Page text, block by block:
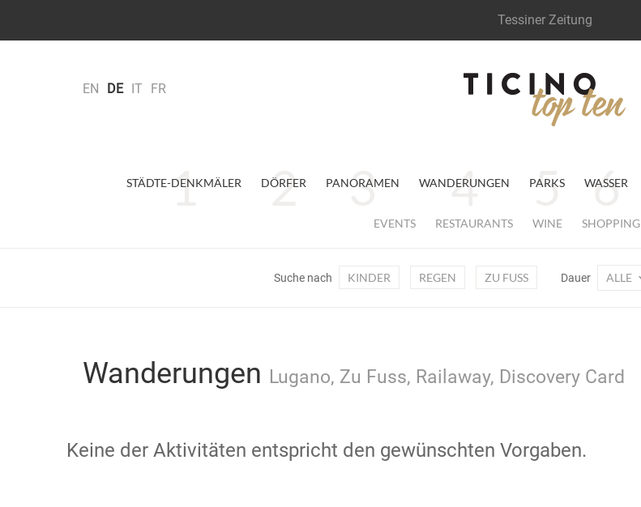
Tessiner Zeitung
EN DE IT FR
STÄDTE-DENKMÄLER DÖRFER PANORAMEN WANDERUNGEN PARKS WASSER
EVENTS RESTAURANTS WINE SHOPPING
Suche nach KINDER REGEN ZU FUSS Dauer ALLE
Wanderungen Lugano, Zu Fuss, Railaway, Discovery Card
Keine der Aktivitäten entspricht den gewünschten Vorgaben.